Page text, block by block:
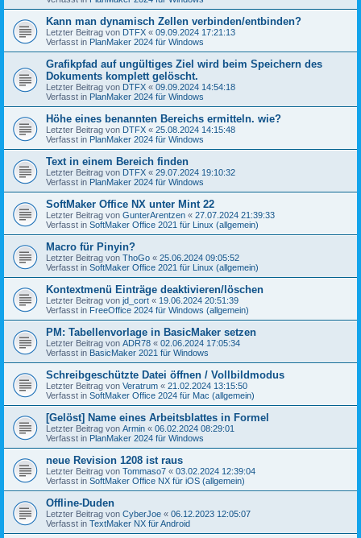
Kann man dynamisch Zellen verbinden/entbinden?
Letzter Beitrag von DTFX « 09.09.2024 17:21:13
Verfasst in PlanMaker 2024 für Windows
Grafikpfad auf ungültiges Ziel wird beim Speichern des
Dokuments komplett gelöscht.
Letzter Beitrag von DTFX « 09.09.2024 14:54:18
Verfasst in PlanMaker 2024 für Windows
Höhe eines benannten Bereichs ermitteln. wie?
Letzter Beitrag von DTFX « 25.08.2024 14:15:48
Verfasst in PlanMaker 2024 für Windows
Text in einem Bereich finden
Letzter Beitrag von DTFX « 29.07.2024 19:10:32
Verfasst in PlanMaker 2024 für Windows
SoftMaker Office NX unter Mint 22
Letzter Beitrag von GunterArentzen « 27.07.2024 21:39:33
Verfasst in SoftMaker Office 2021 für Linux (allgemein)
Macro für Pinyin?
Letzter Beitrag von ThoGo « 25.06.2024 09:05:52
Verfasst in SoftMaker Office 2021 für Linux (allgemein)
Kontextmenü Einträge deaktivieren/löschen
Letzter Beitrag von jd_cort « 19.06.2024 20:51:39
Verfasst in FreeOffice 2024 für Windows (allgemein)
PM: Tabellenvorlage in BasicMaker setzen
Letzter Beitrag von ADR78 « 02.06.2024 17:05:34
Verfasst in BasicMaker 2021 für Windows
Schreibgeschützte Datei öffnen / Vollbildmodus
Letzter Beitrag von Veratrum « 21.02.2024 13:15:50
Verfasst in SoftMaker Office 2024 für Mac (allgemein)
[Gelöst] Name eines Arbeitsblattes in Formel
Letzter Beitrag von Armin « 06.02.2024 08:29:01
Verfasst in PlanMaker 2024 für Windows
neue Revision 1208 ist raus
Letzter Beitrag von Tommaso7 « 03.02.2024 12:39:04
Verfasst in SoftMaker Office NX für iOS (allgemein)
Offline-Duden
Letzter Beitrag von CyberJoe « 06.12.2023 12:05:07
Verfasst in TextMaker NX für Android